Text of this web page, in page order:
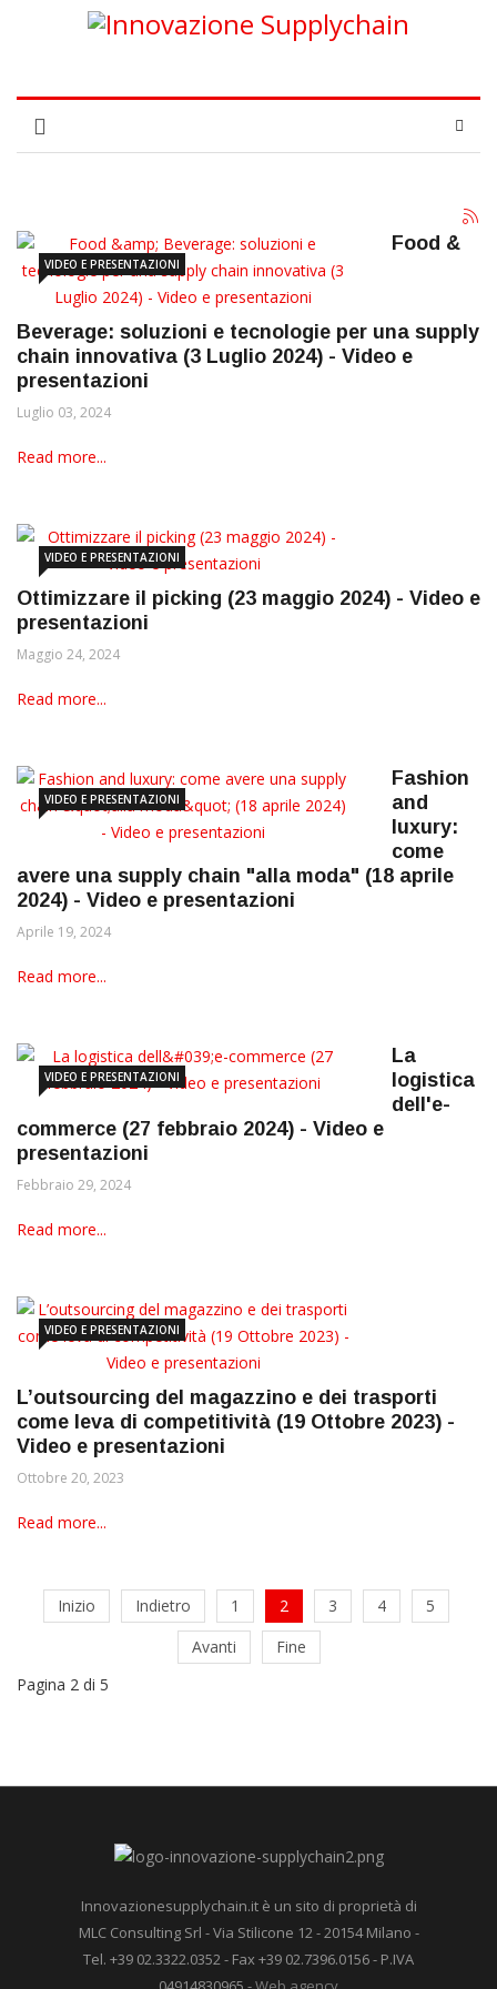
VIDEO E PRESENTAZIONI
Food &
Beverage: soluzioni e tecnologie per una supply
chain innovativa (3 Luglio 2024) - Video e
presentazioni
Luglio 03, 2024
Read more...
VIDEO E PRESENTAZIONI
Ottimizzare il picking (23 maggio 2024) - Video e
presentazioni
Maggio 24, 2024
Read more...
VIDEO E PRESENTAZIONI
Fashion
and
luxury:
come
avere una supply chain "alla moda" (18 aprile
2024) - Video e presentazioni
Aprile 19, 2024
Read more...
VIDEO E PRESENTAZIONI
La
logistica
dell'e-
commerce (27 febbraio 2024) - Video e
presentazioni
Febbraio 29, 2024
Read more...
VIDEO E PRESENTAZIONI
L’outsourcing del magazzino e dei trasporti
come leva di competitività (19 Ottobre 2023) -
Video e presentazioni
Ottobre 20, 2023
Read more...
Inizio Indietro 1 2 3 4
5
Avanti
Fine
Pagina 2 di 5
Innovazionesupplychain.it è un sito di proprietà di
MLC Consulting Srl - Via Stilicone 12 - 20154 Milano -
Tel. +39 02.3322.0352 - Fax +39 02.7396.0156 - P.IVA